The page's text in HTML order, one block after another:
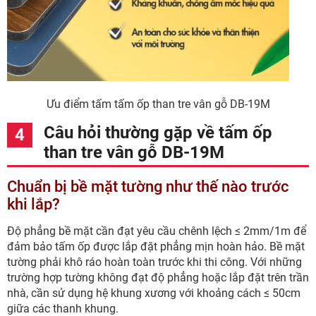
Ưu điểm tấm tấm ốp than tre vân gỗ DB-19M
Câu hỏi thường gặp về tấm ốp
than tre vân gỗ DB-19M
Chuẩn bị bề mặt tường như thế nào trước
khi lắp?
Độ phẳng bề mặt cần đạt yêu cầu chênh lệch ≤ 2mm/1m để
đảm bảo tấm ốp được lắp đặt phẳng mịn hoàn hảo. Bề mặt
tường phải khô ráo hoàn toàn trước khi thi công. Với những
trường hợp tường không đạt độ phẳng hoặc lắp đặt trên trần
nhà, cần sử dụng hệ khung xương với khoảng cách ≤ 50cm
giữa các thanh khung.